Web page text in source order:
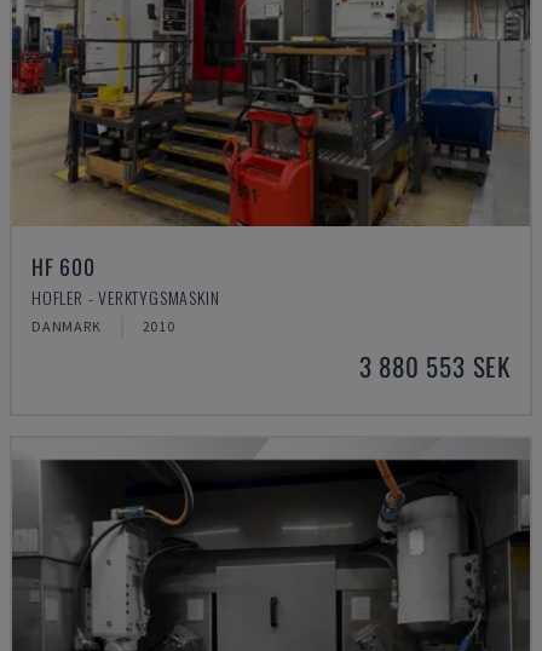
HF 600
HOFLER - VERKTYGSMASKIN
DANMARK 2010
3 880 553 SEK